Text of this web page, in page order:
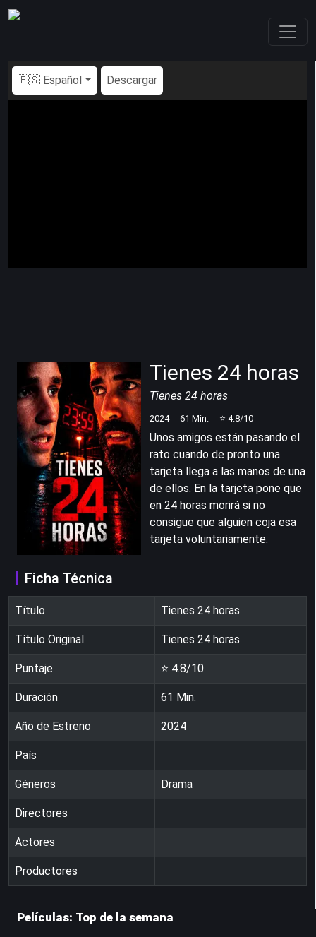
🇪🇸 Español Descargar
Tienes 24 horas
Tienes 24 horas
2024 61 Min. ⭐ 4.8/10
Unos amigos están pasando el
rato cuando de pronto una
tarjeta llega a las manos de una
de ellos. En la tarjeta pone que
en 24 horas morirá si no
consigue que alguien coja esa
tarjeta voluntariamente.
Ficha Técnica
Título Tienes 24 horas
Título Original Tienes 24 horas
Puntaje ⭐ 4.8/10
Duración 61 Min.
Año de Estreno 2024
País
Géneros Drama
Directores
Actores
Productores
Películas: Top de la semana